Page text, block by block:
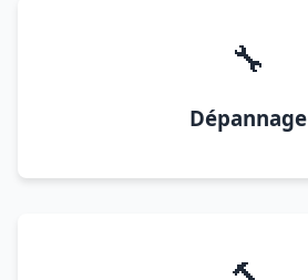
🔧
Dépannage